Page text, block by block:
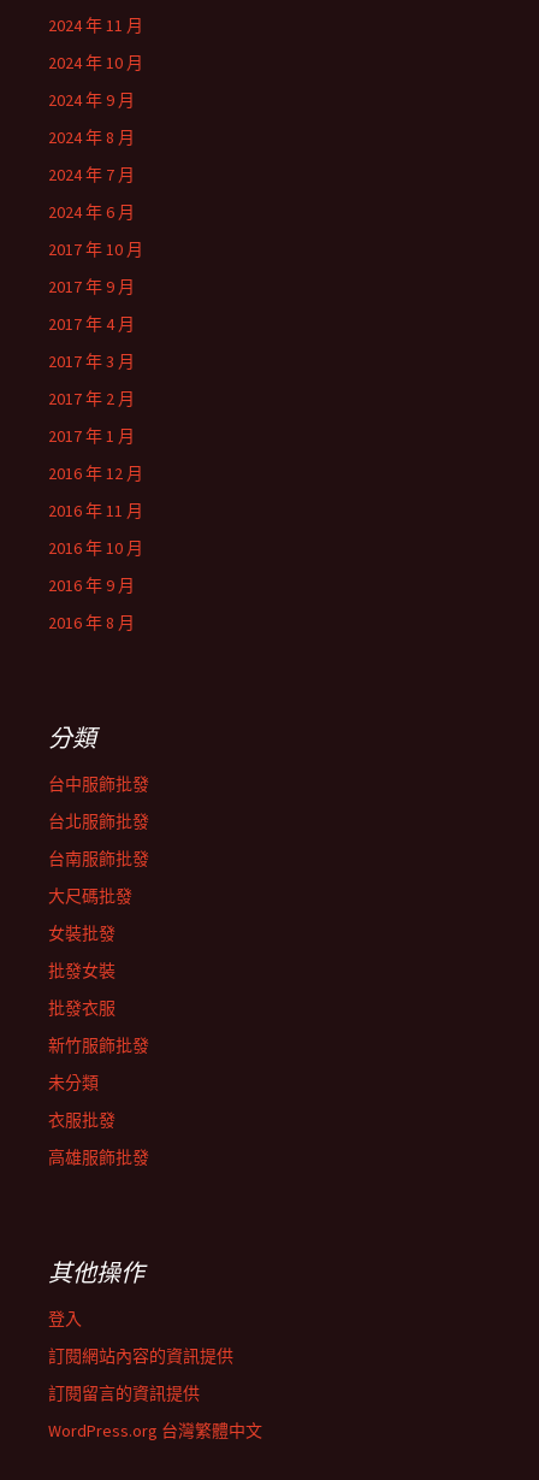
2024 年 11 月
2024 年 10 月
2024 年 9 月
2024 年 8 月
2024 年 7 月
2024 年 6 月
2017 年 10 月
2017 年 9 月
2017 年 4 月
2017 年 3 月
2017 年 2 月
2017 年 1 月
2016 年 12 月
2016 年 11 月
2016 年 10 月
2016 年 9 月
2016 年 8 月
分類
台中服飾批發
台北服飾批發
台南服飾批發
大尺碼批發
女裝批發
批發女裝
批發衣服
新竹服飾批發
未分類
衣服批發
高雄服飾批發
其他操作
登入
訂閱網站內容的資訊提供
訂閱留言的資訊提供
WordPress.org 台灣繁體中文